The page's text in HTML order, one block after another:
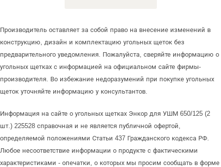
Производитель оставляет за собой право на внесение изменений в
конструкцию, дизайн и комплектацию угольных щеток без
предварительного уведомления. Пожалуйста, сверяйте информацию о
угольных щетках с информацией на официальном сайте фирмы-
производителя. Во избежание недоразумений при покупке угольных
щеток уточняйте информацию у консультантов.
Информация на сайте о угольных щетках Энкор для УШМ 650/125 (2
шт.) 225528 справочная и не является публичной офертой,
определяемой положениями Статьи 437 Гражданского кодекса РФ.
Любое несоответствие информации о продукте с фактическими
характеристиками - опечатки, о которых мы просим сообщать в форме